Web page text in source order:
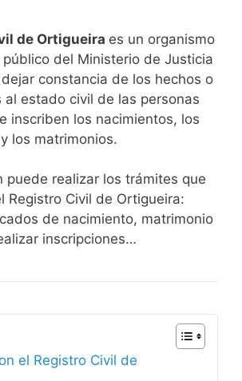
de Ortigueira es un organismo
del Ministerio de Justicia
constancia de los hechos o
al estado civil de las personas
inscriben los nacimientos, los
los matrimonios.
puede realizar los trámites que
Registro Civil de Ortigueira:
de nacimiento, matrimonio
inscripciones…
el Registro Civil de